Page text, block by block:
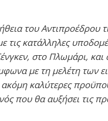
του Αντιπροέδρου
κατάλληλες
στο Πλωμάρι, και
με τη μελέτη των
καλύτερες
που θα αυξήσει τις